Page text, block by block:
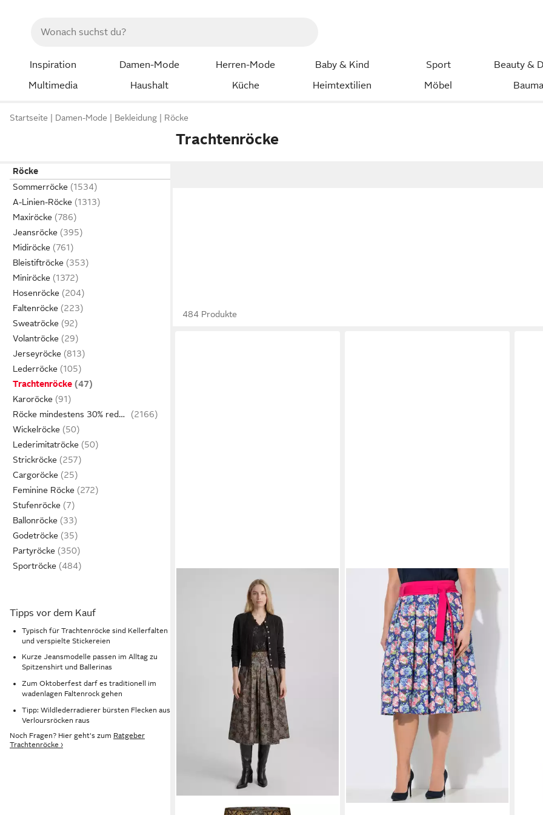
Inspiration Damen-Mode Herren-Mode Baby & Kind Sport
Beauty &
Multimedia
Haushalt Küche Heimtextilien Möbel
Startseite Damen-Mode Bekleidung Röcke
Trachtenröcke
Röcke
Sommerröcke
A-Linien-Röcke
Maxiröcke
Jeansröcke
Midiröcke
Bleistiftröcke
Miniröcke
Hosenröcke
Faltenröcke
Sweatröcke
Volantröcke
Jerseyröcke
Lederröcke
Trachtenröcke
Karoröcke
Röcke mindestens 30% reduziert
Wickelröcke
Lederimitatröcke
Strickröcke
Cargoröcke
Feminine Röcke
Stufenröcke
Ballonröcke
Godetröcke
Partyröcke
Sportröcke
Tipps vor dem Kauf
Typisch für Trachtenröcke sind Kellerfalten
und verspielte Stickereien
Kurze Jeansmodelle passen im Alltag zu
Spitzenshirt und Ballerinas
Zum Oktoberfest darf es traditionell im
wadenlagen Faltenrock gehen
Tipp: Wildlederradierer bürsten Flecken aus
Verloursröcken raus
Noch Fragen? Hier geht's zum Ratgeber
Trachtenröcke ›
484 Produkte